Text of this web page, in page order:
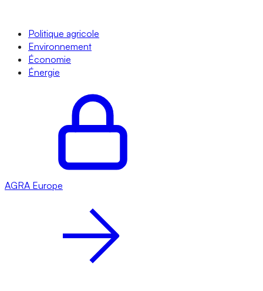
Politique agricole
Environnement
Économie
Énergie
AGRA Europe